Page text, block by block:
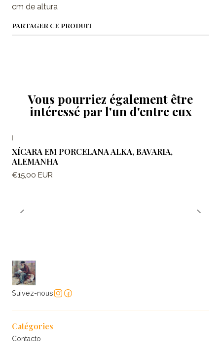
cm de altura
PARTAGER CE PRODUIT
Vous pourriez également être
intéressé par l'un d'entre eux
|
XÍCARA EM PORCELANA ALKA, BAVARIA,
ALEMANHA
€15,00 EUR
Suivez-nous
Catégories
Contacto